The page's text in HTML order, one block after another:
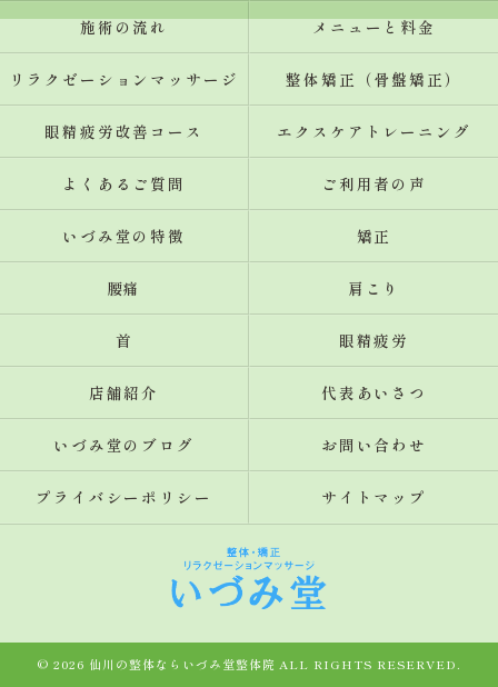
施術の流れ メニューと料金
リラクゼーションマッサージ 整体矯正（骨盤矯正）
眼精疲労改善コース エクスケアトレーニング
よくあるご質問 ご利用者の声
いづみ堂の特徴 矯正
腰痛 肩こり
首 眼精疲労
店舗紹介 代表あいさつ
いづみ堂のブログ お問い合わせ
プライバシーポリシー サイトマップ
© 2026 仙川の整体ならいづみ堂整体院 ALL RIGHTS RESERVED.